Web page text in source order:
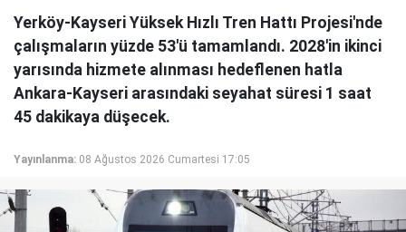
Yerköy-Kayseri Yüksek Hızlı Tren Hattı Projesi'nde
çalışmaların yüzde 53'ü tamamlandı. 2028'in ikinci
yarısında hizmete alınması hedeflenen hatla
Ankara-Kayseri arasındaki seyahat süresi 1 saat
45 dakikaya düşecek.
Yayınlanma: 08 Ağustos 2026 Cumartesi 17:05